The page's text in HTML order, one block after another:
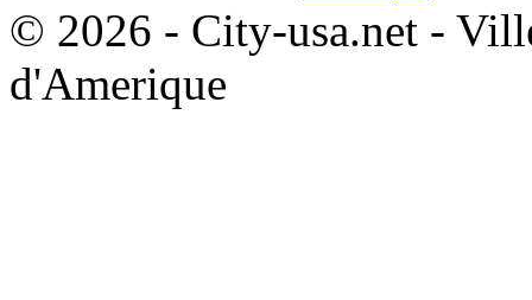
© 2026 - City-usa.net -
d'Amerique